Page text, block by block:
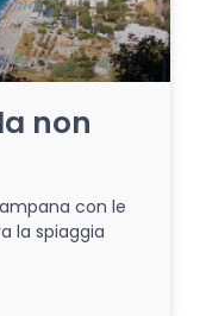
non
con le
la spiaggia